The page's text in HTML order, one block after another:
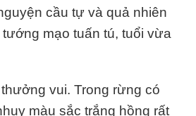
cầu tự và quả nhiên
mạo tuấn tú, tuổi vừa
vui. Trong rừng có
màu sắc trắng hồng rất